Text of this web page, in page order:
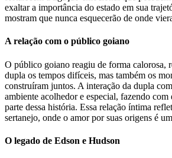
exaltar a importância do estado em sua
mostram que nunca esquecerão de onde
A relação com o público goiano
O público goiano reagiu de forma calorosa,
dupla os tempos difíceis, mas também os
construíram juntos. A interação da dupla
ambiente acolhedor e especial, fazendo com
parte dessa história. Essa relação íntima
sertanejo, onde o amor por suas origens é
O legado de Edson e Hudson